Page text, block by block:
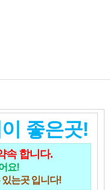
좋은곳!
속 합니다.
요!
는곳 입니다!